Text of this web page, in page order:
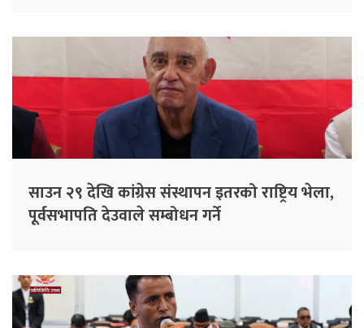
साउन २९ देखि कांग्रेस संस्थापन इतरको राष्ट्रिय भेला,
पूर्वसभापति देउवाले सम्बोधन गर्ने